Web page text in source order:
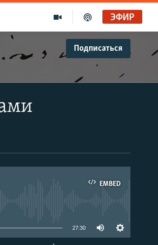
ЭФИР
Подписаться
EMBED
27:30